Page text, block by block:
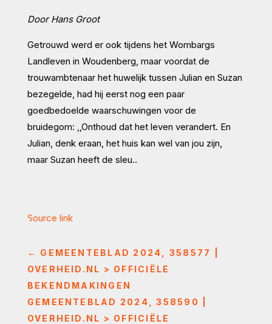
Door Hans Groot
Getrouwd werd er ook tijdens het Wombargs
Landleven in Woudenberg, maar voordat de
trouwambtenaar het huwelijk tussen Julian en Suzan
bezegelde, had hij eerst nog een paar
goedbedoelde waarschuwingen voor de
bruidegom: ,,Onthoud dat het leven verandert. En
Julian, denk eraan, het huis kan wel van jou zijn,
maar Suzan heeft de sleu..
Source link
← GEMEENTEBLAD 2024, 358577 |
OVERHEID.NL > OFFICIËLE
BEKENDMAKINGEN
GEMEENTEBLAD 2024, 358590 |
OVERHEID.NL > OFFICIËLE